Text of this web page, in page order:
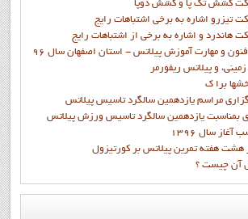
کشش تک پا و کشش دوپا
تيزرو اشاره به برخي اشتباهات رايج
هاندرد و اشاره به برخي از اشتباهات رايج
و مهارت آموزش پیلاتس - استان اصفهان سال 96
و پیلاتس ریفورمر
برا ک
مراسم يازدهمين سالگرد تاسيس پيلاتس
بمناسبت يازدهمين سالگرد تاسيس ورزش پيلاتس
سال 1396
هشت هفته تمرین پیلاتس بر کورتیزول
آن چیست ؟